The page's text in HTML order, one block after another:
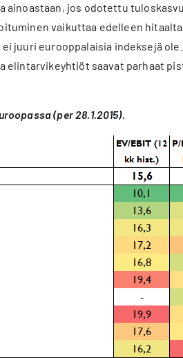
ainoastaan, jos odotettu
vaikuttaa edelleen
ei juuri eurooppalaisia indeksejä
elintarvikeyhtiöt saavat parhaat
(per 28.1.2015).